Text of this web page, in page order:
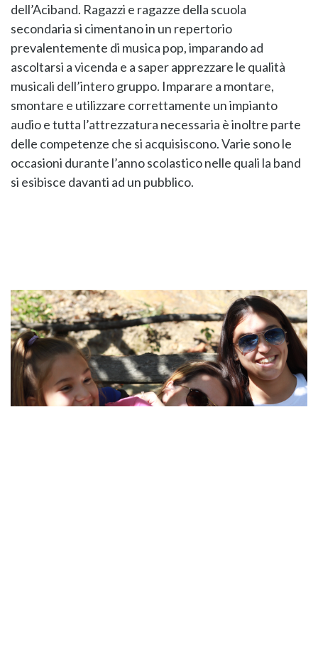
dell’Aciband. Ragazzi e ragazze della scuola
secondaria si cimentano in un repertorio
prevalentemente di musica pop, imparando ad
ascoltarsi a vicenda e a saper apprezzare le qualità
musicali dell’intero gruppo. Imparare a montare,
smontare e utilizzare correttamente un impianto
audio e tutta l’attrezzatura necessaria è inoltre parte
delle competenze che si acquisiscono. Varie sono le
occasioni durante l’anno scolastico nelle quali la band
si esibisce davanti ad un pubblico.